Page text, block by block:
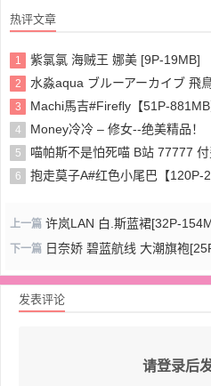
热评文章
1 紫氯氯 海贼王 娜美 [9P-19MB]
2 水淼aqua ブルーアーカイブ 飛鳥馬ト
3 Machi馬吉#Firefly【51P-881MB
4 Money冷冷 – 修女--绝美精品！
5 喵帕斯不是怕死喵 B站 77777 付费
6 抱走莫子A#红色小尾巴【120P-
上一篇 许岚LAN 白.斯蓝裙[32P-
下一篇 日奈娇 碧蓝航线 大潮旗袍
发表评论
请登录后